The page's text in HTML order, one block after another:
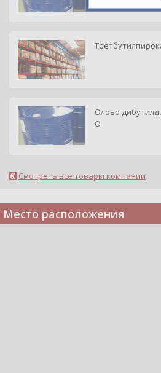
Олово
О
Смотреть все товары компании
Место расположения